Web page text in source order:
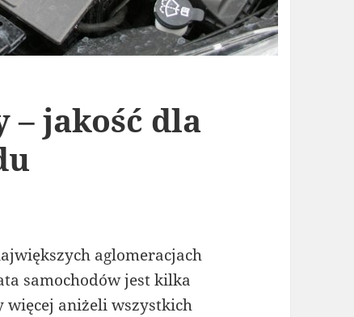
jakość dla
aglomeracjach
samochodów jest kilka
więcej aniżeli wszystkich